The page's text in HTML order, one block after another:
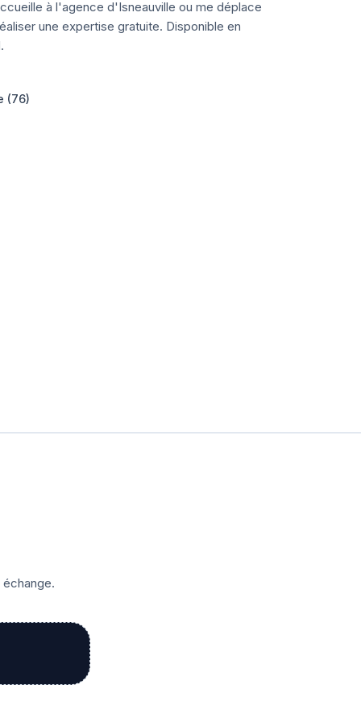
à l'agence d'Isneauville ou me déplace
une expertise gratuite. Disponible en
(76)